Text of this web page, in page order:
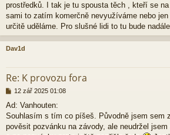
e
k
prostředků. I tak je tu spousta těch , kteří se
sami to zatím komerčně nevyužíváme nebo
určitě uděláme. Pro slušné lidi to tu bude
Dav1d
Re: K provozu fora
P
í
s
p
12 zář 2025 01:08
Ad: Vanhouten:
Souhlasím s tím co píšeš. Původně jsem sem
pověsit pozvánku na závody, ale neudržel